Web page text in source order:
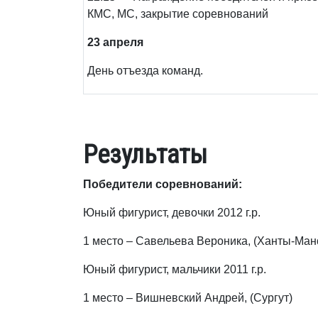
КМС, МС, закрытие соревнований
23 апреля
День отъезда команд.
Результаты
Победители соревнований:
Юный фигурист, девочки 2012 г.р.
1 место – Савельева Вероника, (Ханты-
Юный фигурист, мальчики 2011 г.р.
1 место – Вишневский Андрей, (Сургут)